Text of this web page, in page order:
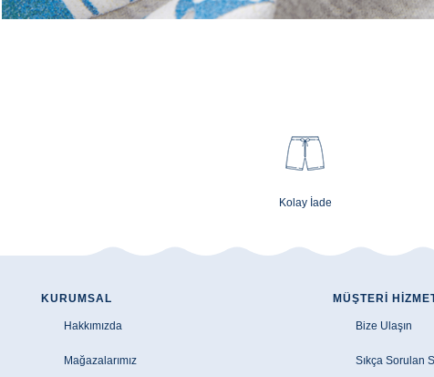
Kolay İade
KURUMSAL
Hakkımızda
Mağazalarımız
MÜŞTERI
Bize Ulaşın
Sıkça Sorulan